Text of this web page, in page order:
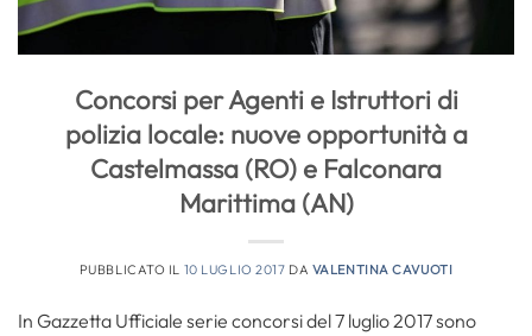
Concorsi per Agenti e Istruttori di
polizia locale: nuove opportunità a
Castelmassa (RO) e Falconara
Marittima (AN)
PUBBLICATO IL 10 LUGLIO 2017 DA VALENTINA CAVUOTI
In Gazzetta Ufficiale serie concorsi del 7 luglio 2017 sono